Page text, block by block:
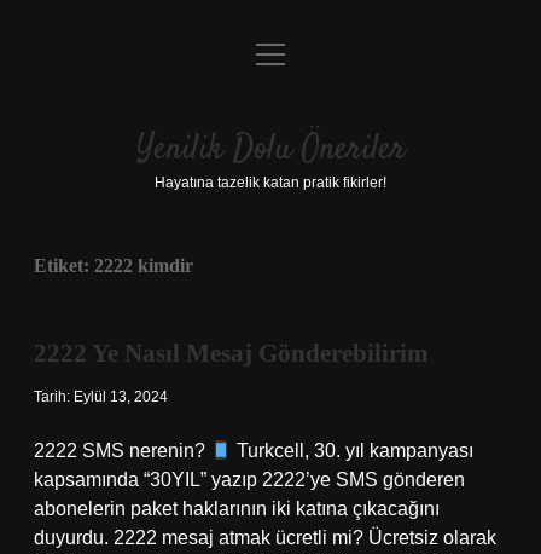
Anasayfa
Yasal Uyarı
menüyü
Yenilik Dolu Öneriler
Hayatına tazelik katan pratik fikirler!
Etiket: 2222 kimdir
2222 Ye Nasıl Mesaj Gönderebilirim
Tarih: Eylül 13, 2024
2222 SMS nerenin?
Turkcell, 30. yıl kampanyası
kapsamında “30YIL” yazıp 2222’ye SMS gönderen
abonelerin paket haklarının iki katına çıkacağını
duyurdu. 2222 mesaj atmak ücretli mi? Ücretsiz olarak